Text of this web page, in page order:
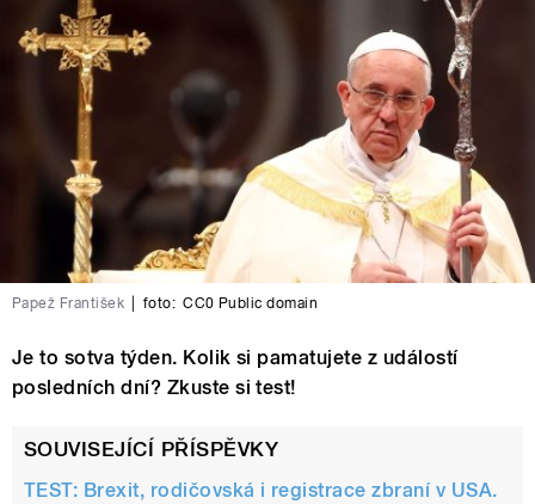
Papež František foto: CC0 Public domain
Je to sotva týden. Kolik si pamatujete z událostí
posledních dní? Zkuste si test!
SOUVISEJÍCÍ PŘÍSPĚVKY
TEST: Brexit, rodičovská i registrace zbraní v USA.